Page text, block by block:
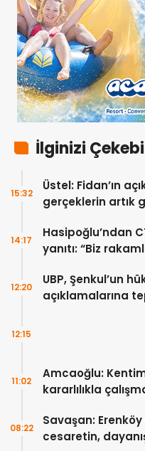
İlginizi
Üstel: Fidan’ın
gerçeklerin artık
15:32
Hasipoğlu’ndan
yanıtı: “Biz
14:17
UBP, Şenkul’un
açıklamalarına
12:20
12:15
Amcaoğlu:
kararlılıkla
11:02
Savaşan:
cesaretin,
08:22